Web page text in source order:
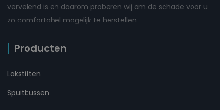
vervelend is en daarom proberen wij om de schade voor u
zo comfortabel mogelijk te herstellen.
Producten
Lakstiften
Spuitbussen